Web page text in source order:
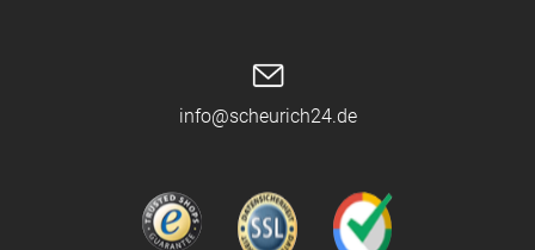
info@scheurich24.de